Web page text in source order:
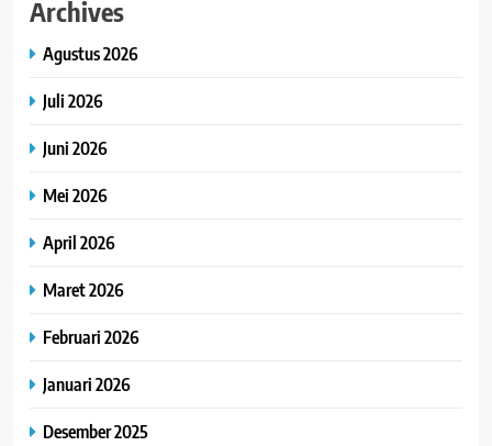
Archives
Agustus 2026
Juli 2026
Juni 2026
Mei 2026
April 2026
Maret 2026
Februari 2026
Januari 2026
Desember 2025